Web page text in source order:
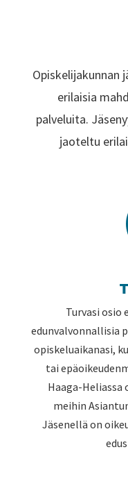
Opiskelijakunnan
erilaisia
palveluita.
jaoteltu
Turvasi osio
edunvalvonnallisia
opiskeluaikanasi,
tai
Haaga-Heliassa
meihin
Jäsenellä on